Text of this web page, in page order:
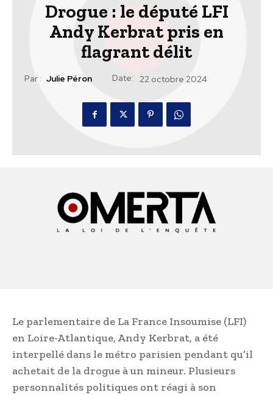
Drogue : le député LFI
Andy Kerbrat pris en
flagrant délit
Par : Julie Péron Date: 22 octobre 2024
Le parlementaire de La France Insoumise (LFI)
en Loire-Atlantique, Andy Kerbrat, a été
interpellé dans le métro parisien pendant qu’il
achetait de la drogue à un mineur. Plusieurs
personnalités politiques ont réagi à son